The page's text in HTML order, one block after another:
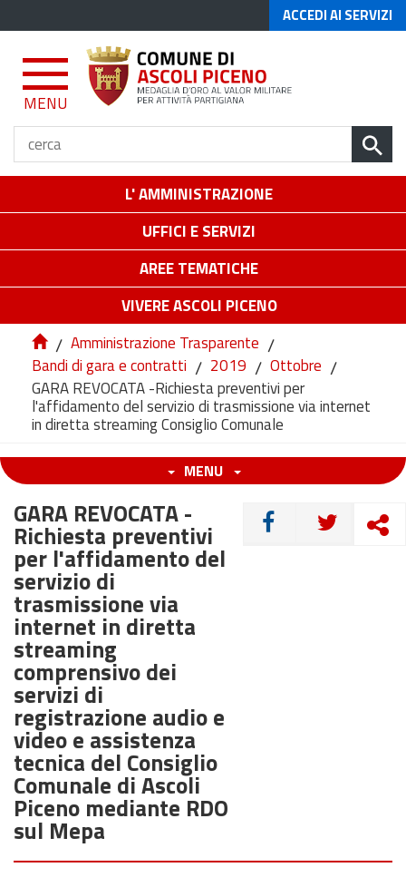
ACCEDI AI SERVIZI
MENU
L' AMMINISTRAZIONE
UFFICI E SERVIZI
AREE TEMATICHE
VIVERE ASCOLI PICENO
/ Amministrazione Trasparente /
Bandi di gara e contratti / 2019 / Ottobre /
GARA REVOCATA -Richiesta preventivi per
l'affidamento del servizio di trasmissione via internet
in diretta streaming Consiglio Comunale
MENU
CONDIVIDI
GARA REVOCATA -
Richiesta preventivi
per l'affidamento del
servizio di
trasmissione via
internet in diretta
streaming
comprensivo dei
servizi di
registrazione audio e
video e assistenza
tecnica del Consiglio
Comunale di Ascoli
Piceno mediante RDO
sul Mepa